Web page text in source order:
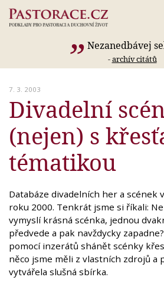
Nezanedbávej
-archív citátů
7. 3. 2003
Divadelní
(nejen) s
tématikou
Databáze divadelních her a scének
roku 2000. Tenkrát jsme si říkali:
vymyslí krásná scénka, jednou
předvede a pak navždycky
pomocí inzerátů shánět scénky
něco jsme měli z vlastních zdrojů a
vytvářela slušná sbírka.